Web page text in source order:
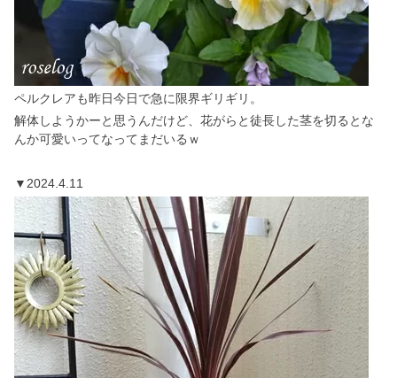
ペルクレアも昨日今日で急に限界ギリギリ。
解体しようかーと思うんだけど、花がらと徒長した茎を切るとな
んか可愛いってなってまだいるｗ
▼2024.4.11